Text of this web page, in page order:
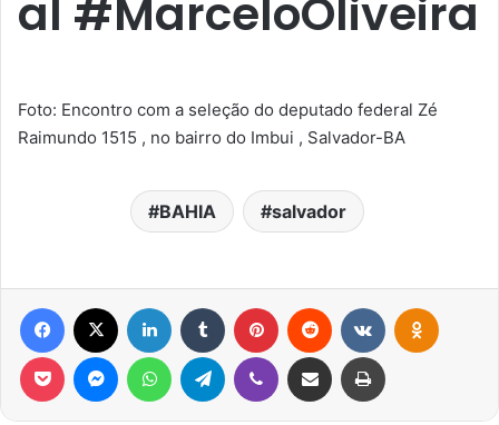
al #MarceloOliveira
Foto: Encontro com a seleção do deputado federal Zé
Raimundo 1515 , no bairro do Imbui , Salvador-BA
BAHIA salvador
Facebook Linkedin Tumblr Pinterest Reddit VK
Pocket MessengerWhatsAppTelegram Viber Compartilhar via e-mail Imprimir